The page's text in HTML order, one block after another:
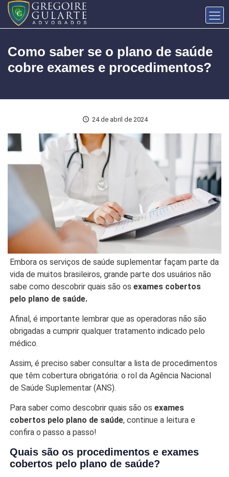
Como saber se o plano de saúde
cobre exames e procedimentos?
24 de abril de 2024
Embora os serviços de saúde suplementar façam parte da
vida de muitos brasileiros, grande parte dos usuários não
sabe como descobrir quais são osexames cobertos
pelo plano de saúde.
Afinal, é importante lembrar que as operadoras não são
obrigadas a cumprir qualquer tratamento indicado pelo
médico.
Assim, é preciso saber consultar a lista de procedimentos
que têm cobertura obrigatória: o rol da Agência Nacional
de Saúde Suplementar (ANS).
Para saber como descobrir quais são osexames
cobertos pelo plano de saúde, continue a leitura e
confira o passo a passo!
Quais são os procedimentos e exames
cobertos pelo plano de saúde?